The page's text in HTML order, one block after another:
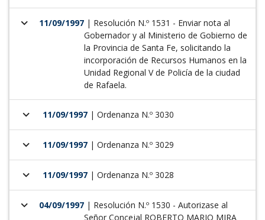
keyboard_arrow_down 11/09/1997 | Resolución N.º 1531 - Enviar nota al
Gobernador y al Ministerio de Gobierno de
la Provincia de Santa Fe, solicitando la
incorporación de Recursos Humanos en la
Unidad Regional V de Policía de la ciudad
de Rafaela.
keyboard_arrow_down 11/09/1997 | Ordenanza N.º 3030
keyboard_arrow_down 11/09/1997 | Ordenanza N.º 3029
keyboard_arrow_down 11/09/1997 | Ordenanza N.º 3028
keyboard_arrow_down 04/09/1997 | Resolución N.º 1530 - Autorizase al
Señor Concejal ROBERTO MARIO MIRA